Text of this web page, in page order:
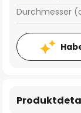
Durchmesser